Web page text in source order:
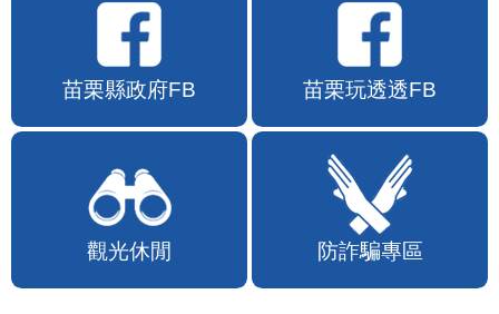
苗栗縣政府FB 苗栗玩透透FB
觀光休閒 防詐騙專區